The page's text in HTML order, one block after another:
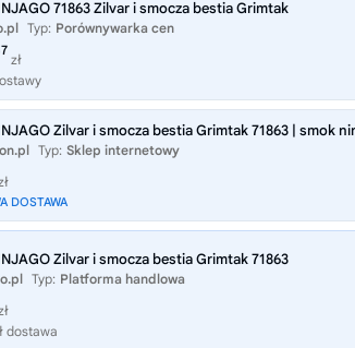
71863 Zilvar i smocza bestia Grimtak
Typ: Porównywarka cen
zł
Zilvar i smocza bestia Grimtak 71863 | smok
Typ: Sklep internetowy
DOSTAWA
Zilvar i smocza bestia Grimtak 71863
Typ: Platforma handlowa
dostawa